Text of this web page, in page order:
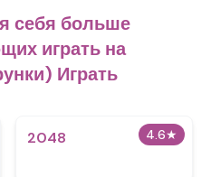
себя больше
играть на
Играть
4.6★
2048